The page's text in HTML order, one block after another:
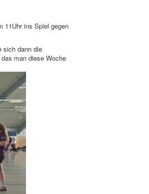
11Uhrins Spiel gegen
sich dann die
man diese Woche